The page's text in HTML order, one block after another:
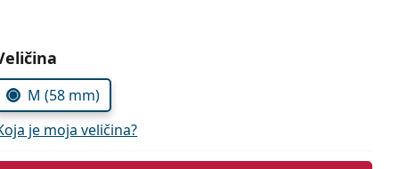
parametre
M (58 mm)
je moja veličina?